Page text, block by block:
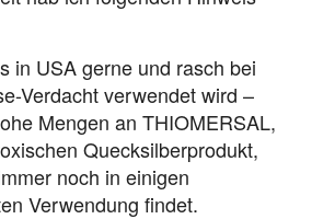
in USA gerne und rasch bei
Verdacht verwendet wird –
Mengen an THIOMERSAL,
Quecksilberprodukt,
noch in einigen
Verwendung findet.